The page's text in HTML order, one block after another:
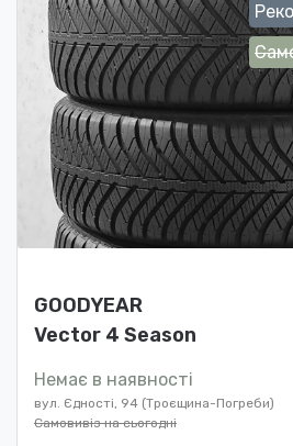
GOODYEAR
Vector 4 Season
Немає в наявності
вул. Єдності, 94 (Троєщина-Погреби)
Самовивіз на сьогодні